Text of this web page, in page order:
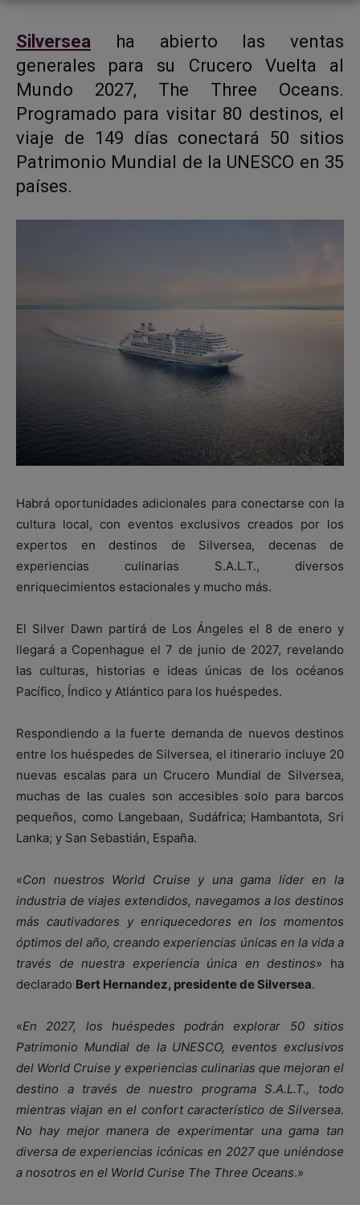
Silversea ha abierto las ventas
generales para su Crucero Vuelta al
Mundo 2027, The Three Oceans.
Programado para visitar 80 destinos, el
viaje de 149 días conectará 50 sitios
Patrimonio Mundial de la UNESCO en 35
países.
Habrá oportunidades adicionales para conectarse con la
cultura local, con eventos exclusivos creados por los
expertos en destinos de Silversea, decenas de
experiencias culinarias S.A.L.T., diversos
enriquecimientos estacionales y mucho más.
El Silver Dawn partirá de Los Ángeles el 8 de enero y
llegará a Copenhague el 7 de junio de 2027, revelando
las culturas, historias e ideas únicas de los océanos
Pacífico, Índico y Atlántico para los huéspedes.
Respondiendo a la fuerte demanda de nuevos destinos
entre los huéspedes de Silversea, el itinerario incluye 20
nuevas escalas para un Crucero Mundial de Silversea,
muchas de las cuales son accesibles solo para barcos
pequeños, como Langebaan, Sudáfrica; Hambantota, Sri
Lanka; y San Sebastián, España.
«Con nuestros World Cruise y una gama líder en la
industria de viajes extendidos, navegamos a los destinos
más cautivadores y enriquecedores en los momentos
óptimos del año, creando experiencias únicas en la vida a
través de nuestra experiencia única en destinos» ha
declarado Bert Hernandez, presidente de Silversea.
«En 2027, los huéspedes podrán explorar 50 sitios
Patrimonio Mundial de la UNESCO, eventos exclusivos
del World Cruise y experiencias culinarias que mejoran el
destino a través de nuestro programa S.A.L.T., todo
mientras viajan en el confort característico de Silversea.
No hay mejor manera de experimentar una gama tan
diversa de experiencias icónicas en 2027 que uniéndose
a nosotros en el World Curise The Three Oceans.»